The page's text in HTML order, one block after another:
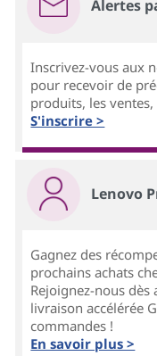
Alertes
Inscrivez-vous aux
pour recevoir de
produits, les
S'inscrire >
Lenovo
Gagnez des
prochains achats
Rejoignez-nous
livraison accélérée
commandes !
En savoir plus >